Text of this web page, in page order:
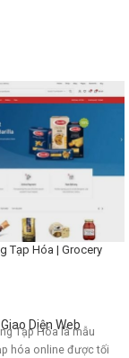
Tạp Hóa | Grocery
Diện Web
Tạp Hóa là mẫu
hóa online được tối